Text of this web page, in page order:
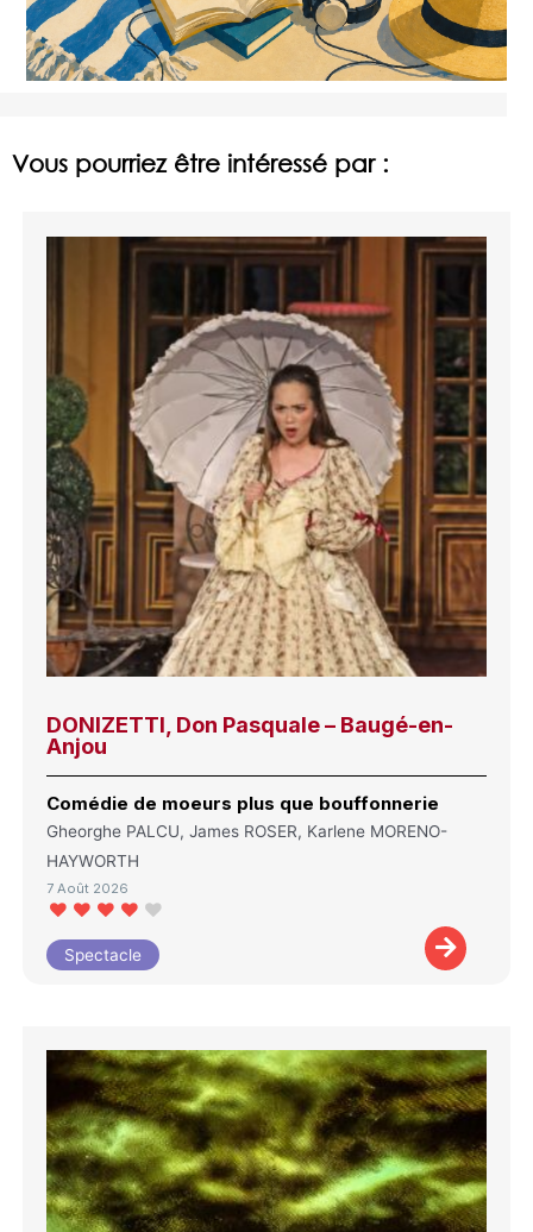
Vous pourriez être intéressé par :
DONIZETTI, Don Pasquale – Baugé-en-
Anjou
Comédie de moeurs plus que bouffonnerie
Gheorghe PALCU, James ROSER, Karlene MORENO-
HAYWORTH
7 Août 2026
Spectacle